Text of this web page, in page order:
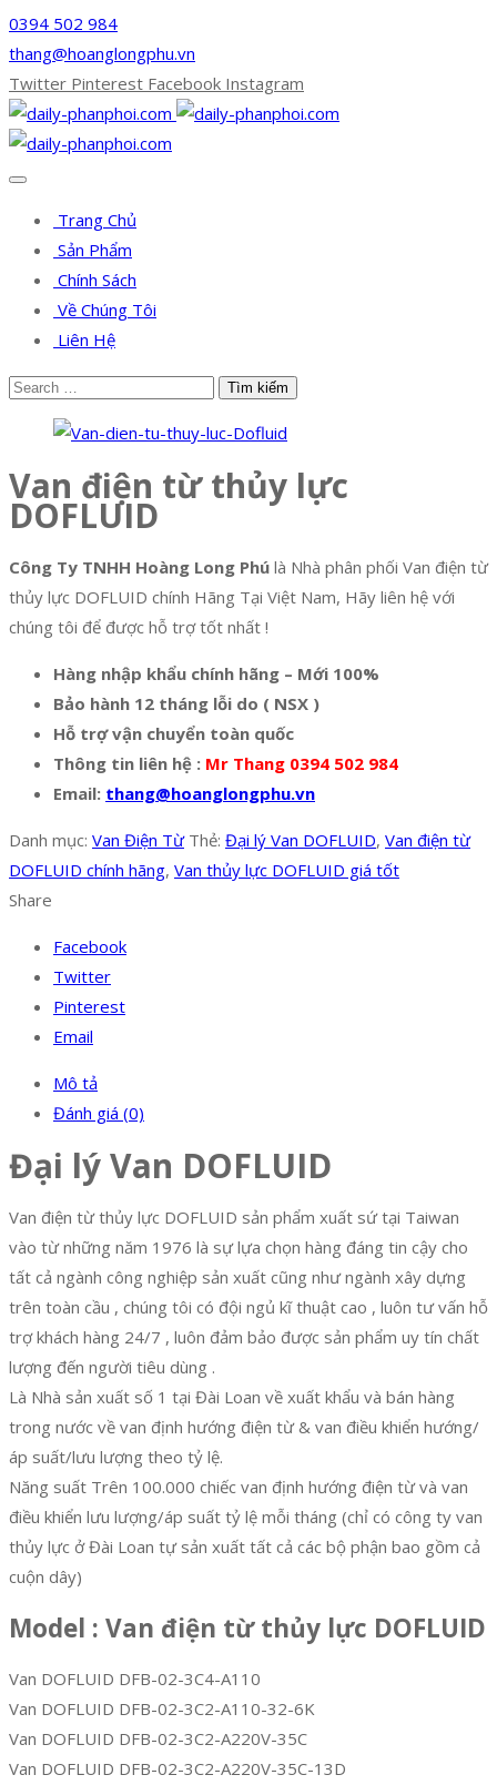
0394 502 984
thang@hoanglongphu.vn
Twitter Pinterest Facebook Instagram
Trang Chủ
Sản Phẩm
Chính Sách
Về Chúng Tôi
Liên Hệ
Van điện từ thủy lực
DOFLUID
Công Ty TNHH Hoàng Long Phú là Nhà phân phối Van điện từ
thủy lực DOFLUID chính Hãng Tại Việt Nam, Hãy liên hệ với
chúng tôi để được hỗ trợ tốt nhất !
Hàng nhập khẩu chính hãng – Mới 100%
Bảo hành 12 tháng lỗi do ( NSX )
Hỗ trợ vận chuyển toàn quốc
Thông tin liên hệ : Mr Thang 0394 502 984
Email: thang@hoanglongphu.vn
Danh mục: Van Điện Từ Thẻ: Đại lý Van DOFLUID, Van điện từ
DOFLUID chính hãng, Van thủy lực DOFLUID giá tốt
Share
Facebook
Twitter
Pinterest
Email
Mô tả
Đánh giá (0)
Đại lý Van DOFLUID
Van điện từ thủy lực DOFLUID sản phẩm xuất sứ tại Taiwan
vào từ những năm 1976 là sự lựa chọn hàng đáng tin cậy cho
tất cả ngành công nghiệp sản xuất cũng như ngành xây dựng
trên toàn cầu , chúng tôi có đội ngủ kĩ thuật cao , luôn tư vấn hỗ
trợ khách hàng 24/7 , luôn đảm bảo được sản phẩm uy tín chất
lượng đến người tiêu dùng .
Là Nhà sản xuất số 1 tại Đài Loan về xuất khẩu và bán hàng
trong nước về van định hướng điện từ & van điều khiển hướng/
áp suất/lưu lượng theo tỷ lệ.
Năng suất Trên 100.000 chiếc van định hướng điện từ và van
điều khiển lưu lượng/áp suất tỷ lệ mỗi tháng (chỉ có công ty van
thủy lực ở Đài Loan tự sản xuất tất cả các bộ phận bao gồm cả
cuộn dây)
Model : Van điện từ thủy lực DOFLUID
Van DOFLUID DFB-02-3C4-A110
Van DOFLUID DFB-02-3C2-A110-32-6K
Van DOFLUID DFB-02-3C2-A220V-35C
Van DOFLUID DFB-02-3C2-A220V-35C-13D